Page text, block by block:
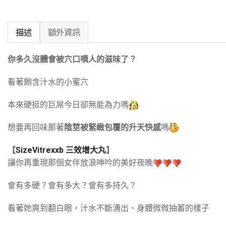
描述 額外資訊
你多久沒體會被穴口噴人的滋味了？
看著飽含汁水的小蜜穴
本來硬挺的巨屌今日卻無能為力嗎
想要再回味那著 陰莖被緊緻包覆的升天快感嗎
【SizeVitrexxb 三效增大丸】
讓你再重現那個女伴放浪呻吟的美好夜晚
會有多硬？會有多大？會有多持久？
看著她爽到翻白眼，汁水不斷湧出、身體微微抽蓄的樣子